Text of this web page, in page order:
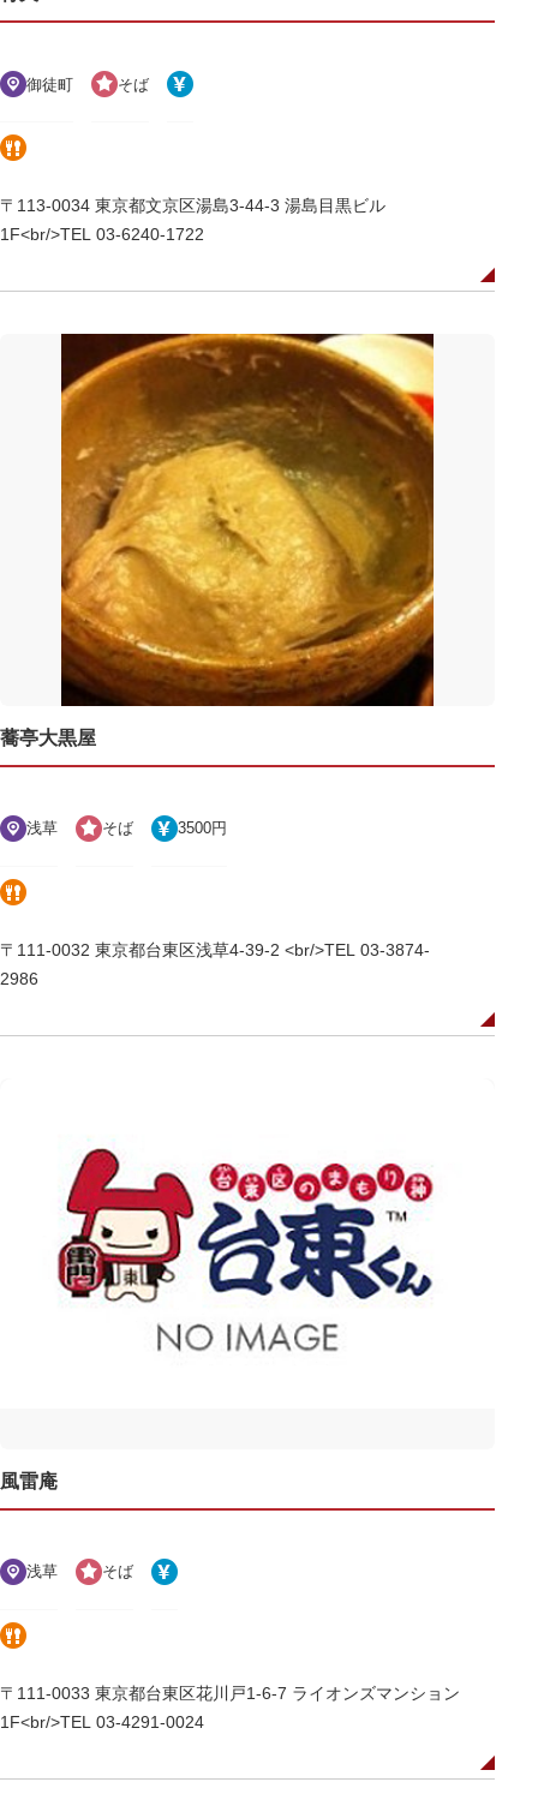
御徒町 そば
〒113-0034 東京都文京区湯島3-44-3 湯島目黒ビル
1F<br/>TEL 03-6240-1722
蕎亭大黒屋
浅草 そば 3500円
〒111-0032 東京都台東区浅草4-39-2 <br/>TEL 03-3874-
2986
風雷庵
浅草 そば
〒111-0033 東京都台東区花川戸1-6-7 ライオンズマンション
1F<br/>TEL 03-4291-0024